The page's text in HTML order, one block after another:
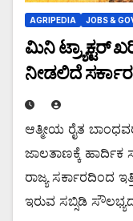
AGRIPEDIA JOBS &
ಮಿನಿ ಟ್ರ್ಯಾಕ್ಟರ್
ನೀಡಲಿದೆ
ಆತ್ಮೀಯ ರೈತ
ಜಾಲತಾಣಕ್ಕೆ ಹಾರ್ದಿಕ
ರಾಜ್ಯ ಸರ್ಕಾರದಿಂದ
ಇರುವ ಸಬ್ಸಿಡಿ